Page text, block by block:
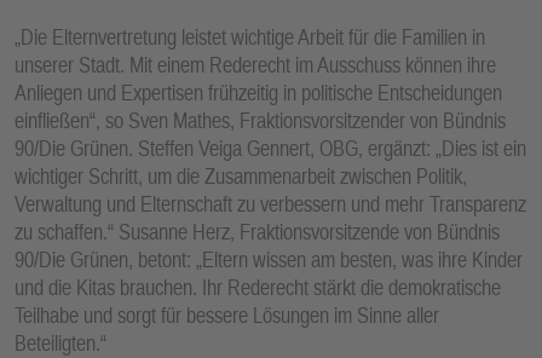
„Die Elternvertretung leistet wichtige Arbeit für die Familien in
unserer Stadt. Mit einem Rederecht im Ausschuss können ihre
Anliegen und Expertisen frühzeitig in politische Entscheidungen
einfließen“, so Sven Mathes, Fraktionsvorsitzender von Bündnis
90/Die Grünen. Steffen Veiga Gennert, OBG, ergänzt: „Dies ist ein
wichtiger Schritt, um die Zusammenarbeit zwischen Politik,
Verwaltung und Elternschaft zu verbessern und mehr Transparenz
zu schaffen.“ Susanne Herz, Fraktionsvorsitzende von Bündnis
90/Die Grünen, betont: „Eltern wissen am besten, was ihre Kinder
und die Kitas brauchen. Ihr Rederecht stärkt die demokratische
Teilhabe und sorgt für bessere Lösungen im Sinne aller
Beteiligten.“